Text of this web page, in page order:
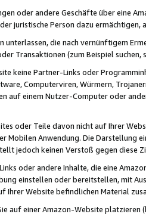
oder andere Geschäfte über eine
juristische Person dazu
unterlassen, die nach vernünftigem
Transaktionen (zum Beispiel
keine Partner-Links oder
Computerviren, Würmern,
auf einem Nutzer-Computer oder
oder Teile davon nicht auf Ihrer
Mobilen Anwendung. Die Darstellung
jedoch keinen Verstoß gegen diese
oder andere Inhalte, die eine
einstellen oder bereitstellen, mit
Ihrer Website befindlichen Material
auf einer Amazon-Website